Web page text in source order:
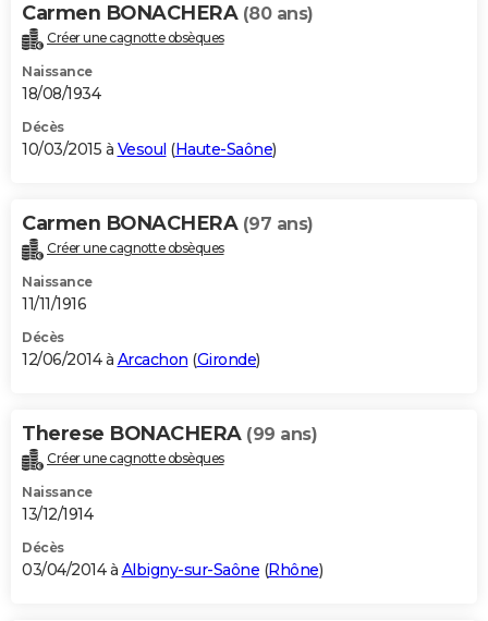
Carmen BONACHERA (80 ans)
Créer une cagnotte obsèques
Naissance
18/08/1934
Décès
10/03/2015 à Vesoul (Haute-Saône)
Carmen BONACHERA (97 ans)
Créer une cagnotte obsèques
Naissance
11/11/1916
Décès
12/06/2014 à Arcachon (Gironde)
Therese BONACHERA (99 ans)
Créer une cagnotte obsèques
Naissance
13/12/1914
Décès
03/04/2014 à Albigny-sur-Saône (Rhône)